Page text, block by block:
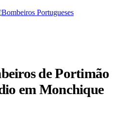
de Portimão
em Monchique